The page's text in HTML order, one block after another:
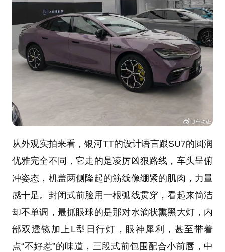
从外观实拍来看，银河TT的设计语言跟SU7的圆润
优雅完全不同，它走的是凌厉凶狠路线，车头呈俯
冲姿态，机盖两侧隆起的筋线像绷紧的肌肉，力量
感十足。封闭式前脸用一根弧线贯穿，看起来简洁
却不单调，最抓眼球的是那对水滴状熏黑大灯，内
部双透镜加上L型日行灯，眼神犀利，甚至带着
点“不好惹”的味道，三段式前包围配合小前唇，中